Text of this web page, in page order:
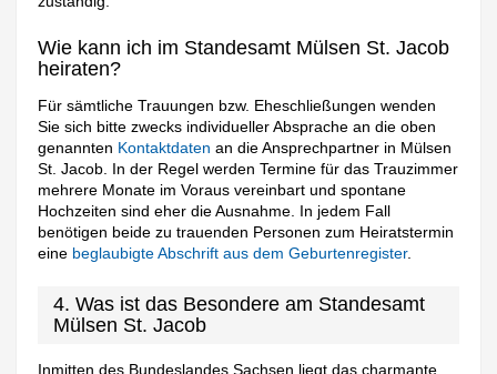
Wie kann ich im Standesamt Mülsen St. Jacob
heiraten?
Für sämtliche Trauungen bzw. Eheschließungen wenden
Sie sich bitte zwecks individueller Absprache an die oben
genannten Kontaktdaten an die Ansprechpartner in Mülsen
St. Jacob. In der Regel werden Termine für das Trauzimmer
mehrere Monate im Voraus vereinbart und spontane
Hochzeiten sind eher die Ausnahme. In jedem Fall
benötigen beide zu trauenden Personen zum Heiratstermin
eine beglaubigte Abschrift aus dem Geburtenregister.
4. Was ist das Besondere am Standesamt
Mülsen St. Jacob
Inmitten des Bundeslandes Sachsen liegt das charmante